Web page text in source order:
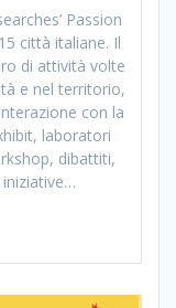
Passion
città italiane. Il
di attività volte
e nel territorio,
con la
laboratori
dibattiti,